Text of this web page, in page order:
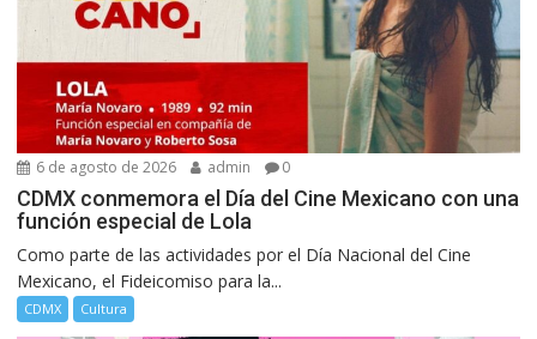
6 de agosto de 2026 admin 0
CDMX conmemora el Día del Cine Mexicano con una
función especial de Lola
Como parte de las actividades por el Día Nacional del Cine
Mexicano, el Fideicomiso para la...
CDMX Cultura